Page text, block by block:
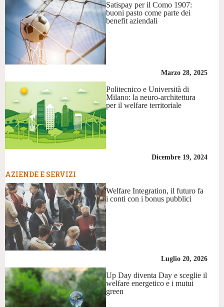
Satispay per il Como 1907:
buoni pasto come parte dei
benefit aziendali
Marzo 28, 2025
Politecnico e Università di
Milano: la neuro-architettura
per il welfare territoriale
Dicembre 19, 2024
AZIENDE E SERVIZI
Welfare Integration, il futuro fa
i conti con i bonus pubblici
Luglio 20, 2026
Up Day diventa Day e sceglie il
welfare energetico e i mutui
green